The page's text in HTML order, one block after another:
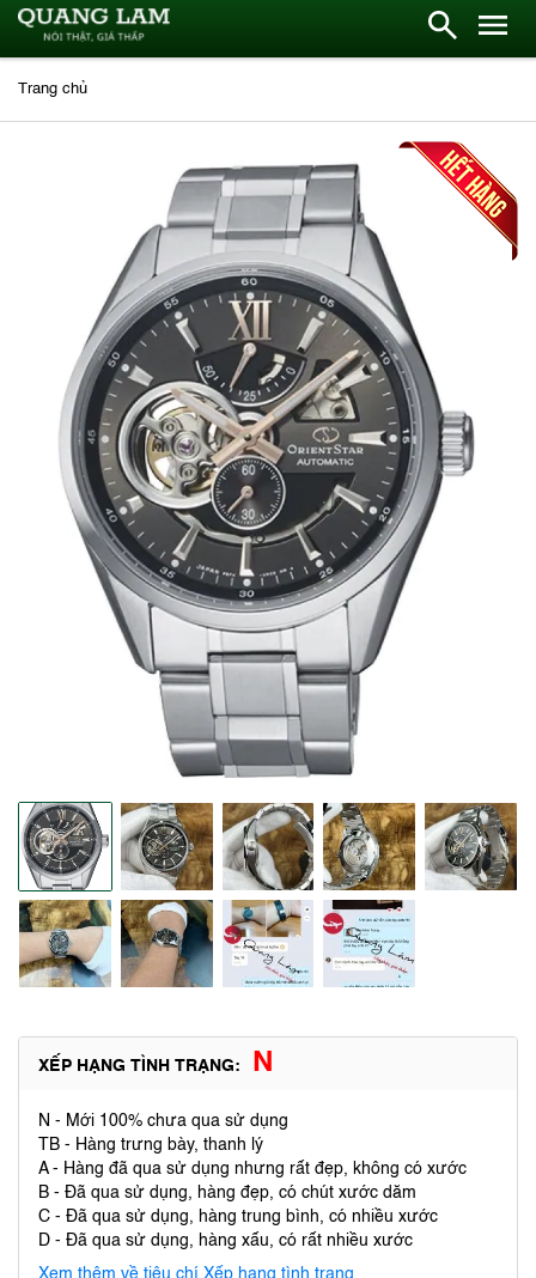
Trang chủ
XẾP HẠNG TÌNH TRẠNG: N
N - Mới 100% chưa qua sử dụng
TB - Hàng trưng bày, thanh lý
A - Hàng đã qua sử dụng nhưng rất đẹp, không có xước
B - Đã qua sử dụng, hàng đẹp, có chút xước dăm
C - Đã qua sử dụng, hàng trung bình, có nhiều xước
D - Đã qua sử dụng, hàng xấu, có rất nhiều xước
Xem thêm về tiêu chí Xếp hạng tình trạng